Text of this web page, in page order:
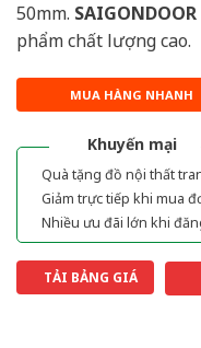
50mm. SAIGONDOOR
phẩm chất lượng cao.
MUA HÀNG NHANH
Khuyến mại
Quà tặng đồ nội thất
Giảm trực tiếp khi mua
Nhiều ưu đãi lớn khi
TẢI BẢNG GIÁ